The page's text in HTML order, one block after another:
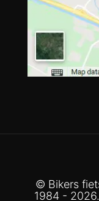
© Bikers
1984 - 2026.